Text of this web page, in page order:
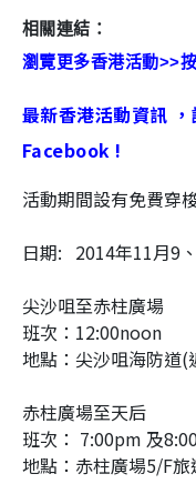
相關連結：
瀏覽更多香港活動>>
最新香港活動資訊
Facebook !
活動期間設有免費穿
日期: 2014年11月9
尖沙咀至赤柱廣場
班次：12:00noon
地點：尖沙咀海防道(
赤柱廣場至天后
班次： 7:00pm 及
地點：赤柱廣場5/F